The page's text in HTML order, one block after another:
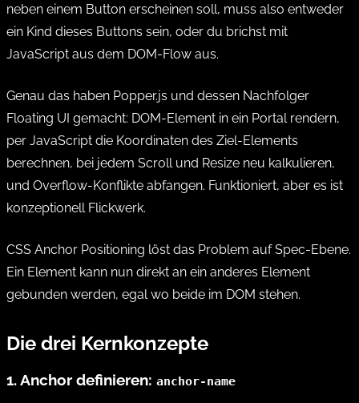
neben einem Button erscheinen soll, muss also entweder
ein Kind dieses Buttons sein, oder du brichst mit
JavaScript aus dem DOM-Flow aus.
Genau das haben Popper.js und dessen Nachfolger
Floating UI gemacht: DOM-Element in ein Portal rendern,
per JavaScript die Koordinaten des Ziel-Elements
berechnen, bei jedem Scroll und Resize neu kalkulieren,
und Overflow-Konflikte abfangen. Funktioniert, aber es ist
konzeptionell Flickwerk.
CSS Anchor Positioning löst das Problem auf Spec-Ebene.
Ein Element kann nun direkt an ein anderes Element
gebunden werden, egal wo beide im DOM stehen.
Die drei Kernkonzepte
1. Anchor definieren: anchor-name